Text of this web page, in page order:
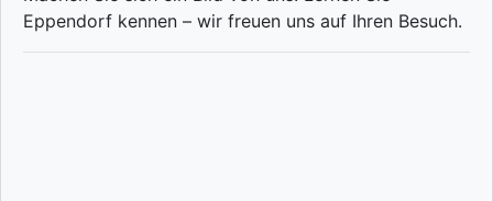
Eppendorf kennen – wir freuen uns auf Ihren Besuch.